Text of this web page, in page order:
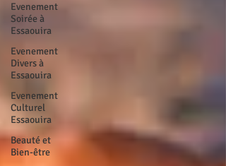
Evenement
Soirée à
Essaouira
Evenement
Divers à
Essaouira
Evenement
Culturel
Essaouira
Beauté et
Bien-être